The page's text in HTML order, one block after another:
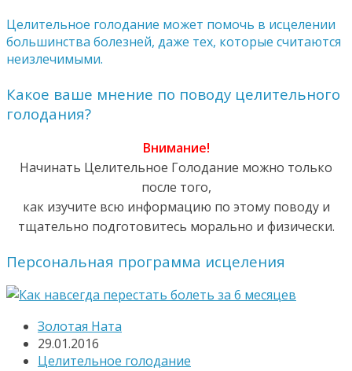
Целительное голодание может помочь в исцелении
большинства болезней, даже тех, которые считаются
неизлечимыми.
Какое ваше мнение по поводу целительного
голодания?
Внимание!
Начинать Целительное Голодание можно только
после того,
как изучите всю информацию по этому поводу и
тщательно подготовитесь морально и физически.
Персональная программа исцеления
Золотая Ната
29.01.2016
Целительное голодание